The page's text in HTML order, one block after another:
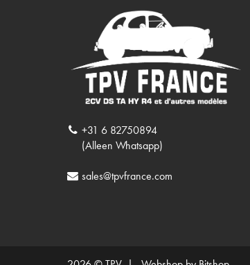
+31 6 82750894
(Alleen Whatsapp)
sales@tpvfrance.com